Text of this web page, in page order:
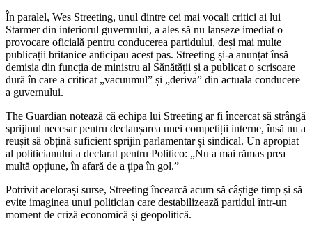
În paralel, Wes Streeting, unul dintre cei mai vocali critici ai lui
Starmer din interiorul guvernului, a ales să nu lanseze imediat o
provocare oficială pentru conducerea partidului, deși mai multe
publicații britanice anticipau acest pas. Streeting și-a anunțat însă
demisia din funcția de ministru al Sănătății și a publicat o scrisoare
dură în care a criticat „vacuumul” și „deriva” din actuala conducere
a guvernului.
The Guardian notează că echipa lui Streeting ar fi încercat să strângă
sprijinul necesar pentru declanșarea unei competiții interne, însă nu a
reușit să obțină suficient sprijin parlamentar și sindical. Un apropiat
al politicianului a declarat pentru Politico: „Nu a mai rămas prea
multă opțiune, în afară de a țipa în gol.”
Potrivit acelorași surse, Streeting încearcă acum să câștige timp și să
evite imaginea unui politician care destabilizează partidul într-un
moment de criză economică și geopolitică.